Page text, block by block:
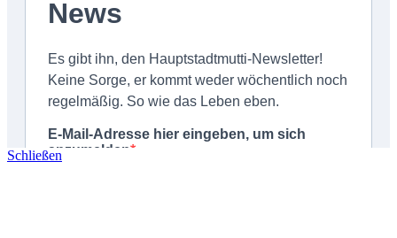
Schließen